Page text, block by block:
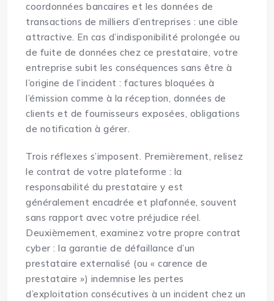
coordonnées bancaires et les données de
transactions de milliers d’entreprises : une cible
attractive. En cas d’indisponibilité prolongée ou
de fuite de données chez ce prestataire, votre
entreprise subit les conséquences sans être à
l’origine de l’incident : factures bloquées à
l’émission comme à la réception, données de
clients et de fournisseurs exposées, obligations
de notification à gérer.
Trois réflexes s’imposent. Premièrement, relisez
le contrat de votre plateforme : la
responsabilité du prestataire y est
généralement encadrée et plafonnée, souvent
sans rapport avec votre préjudice réel.
Deuxièmement, examinez votre propre contrat
cyber : la garantie de défaillance d’un
prestataire externalisé (ou « carence de
prestataire ») indemnise les pertes
d’exploitation consécutives à un incident chez un